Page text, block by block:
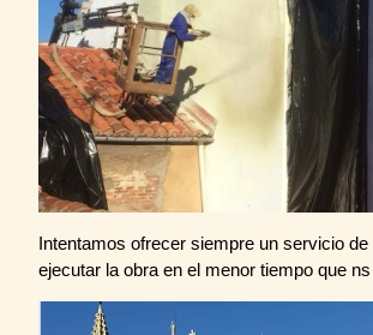
Intentamos ofrecer siempre un servicio de
ejecutar la obra en el menor tiempo que